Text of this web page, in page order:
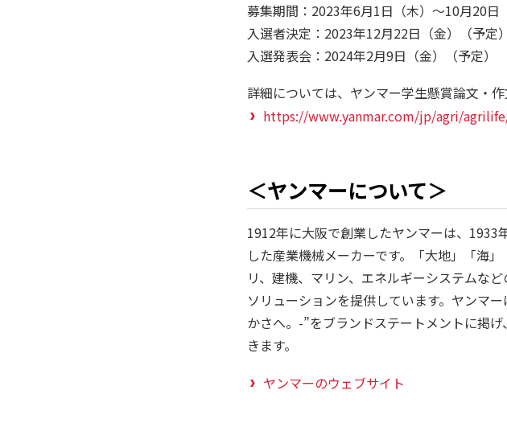
募集期間：2023年6月1日（木）～10月20日
入選者決定：2023年12月22日（金）（予定）
入選発表会：2024年2月9日（金）（予定）
詳細については、ヤンマー学生懸賞論文・
https://www.yanmar.com/jp/agri/
＜ヤンマーについて＞
1912年に大阪で創業したヤンマーは、1933
した産業機械メーカーです。「大地」「海
リ、建機、マリン、エネルギーシステムな
ソリューションを提供しています。ヤンマ
かさへ。-”をブランドステートメントに掲
きます。
ヤンマーのウェブサイト